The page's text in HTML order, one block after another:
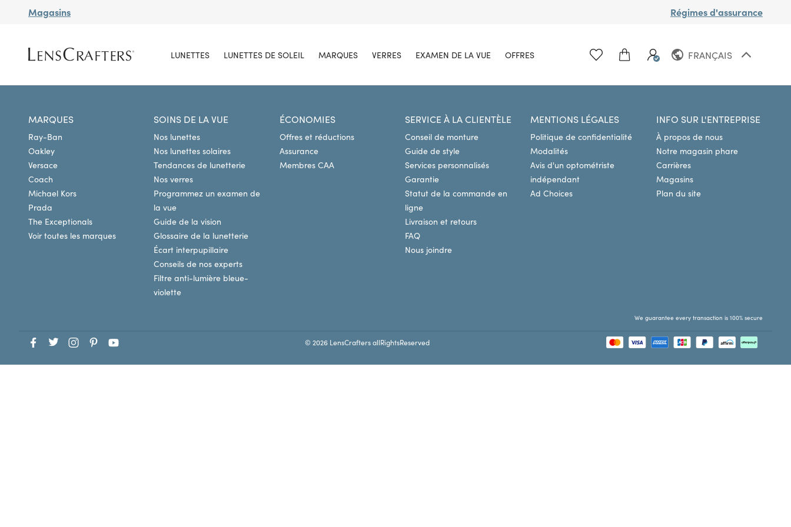
Magasins Régimes d'assurance
LUNETTES LUNETTES DE SOLEIL MARQUES VERRES EXAMEN DE LA VUE OFFRES FRANÇAIS
ANGLAIS
MARQUES
Ray-Ban
Oakley
Versace
Coach
Michael Kors
Prada
The Exceptionals
Voir toutes les marques
SOINS DE LA VUE
Nos lunettes
Nos lunettes solaires
Tendances de lunetterie
Nos verres
Programmez un examen de
la vue
Guide de la vision
Glossaire de la lunetterie
Écart interpupillaire
Conseils de nos experts
Filtre anti-lumière bleue-
violette
ÉCONOMIES
Offres et réductions
Assurance
Membres CAA
SERVICE À LA CLIENTÈLE
Conseil de monture
Guide de style
Services personnalisés
Garantie
Statut de la commande en
ligne
Livraison et retours
FAQ
Nous joindre
MENTIONS LÉGALES
Politique de confidentialité
Modalités
Avis d'un optométriste
indépendant
Ad Choices
INFO SUR L'ENTREPRISE
À propos de nous
Notre magasin phare
Carrières
Magasins
Plan du site
We guarantee every transaction is 100% secure
© 2026 LensCrafters allRightsReserved